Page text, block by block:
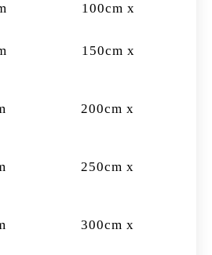
100cm x
150cm x
200cm x
250cm x
300cm x